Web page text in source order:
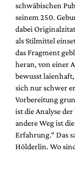
schwäbischen
seinem 250.
dabei
als Stilmittel
das Fragment
heran, von einer
bewusst
sich nur schwer
Vorbereitung
ist die Analyse
andere Weg ist
Erfahrung.“ Das
Hölderlin. Wo